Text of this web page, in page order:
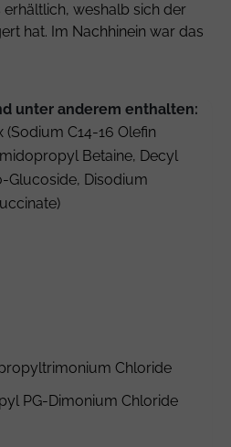
erhältlich, weshalb sich der
hat. Im Nachhinein war das
unter anderem enthalten:
(Sodium C14-16 Olefin
Betaine, Decyl
Glucoside, Disodium
Chloride
PG-Dimonium Chloride